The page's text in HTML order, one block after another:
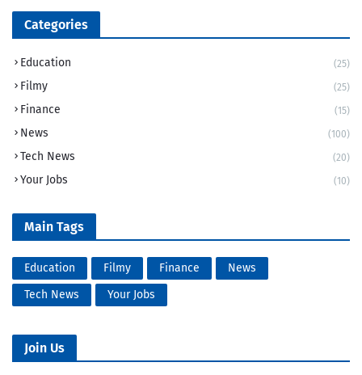
Categories
Education (25)
Filmy (25)
Finance (15)
News (100)
Tech News (20)
Your Jobs (10)
Main Tags
Education Filmy Finance
News
Tech News
Your Jobs
Join Us